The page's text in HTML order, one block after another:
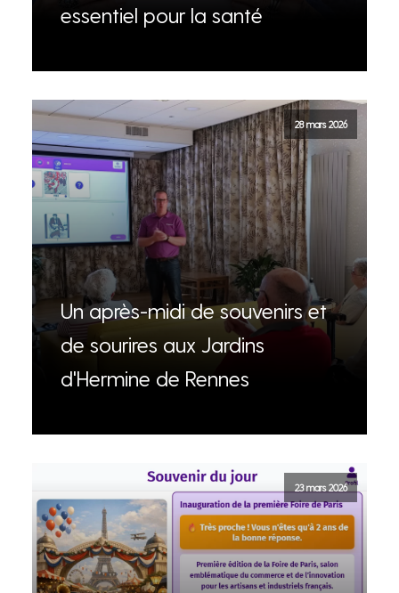
essentiel pour la santé
28 mars 2026
Un après-midi de souvenirs et
de sourires aux Jardins
d'Hermine de Rennes
23 mars 2026